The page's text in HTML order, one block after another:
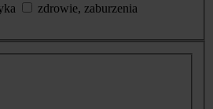
zdrowie, zaburzenia